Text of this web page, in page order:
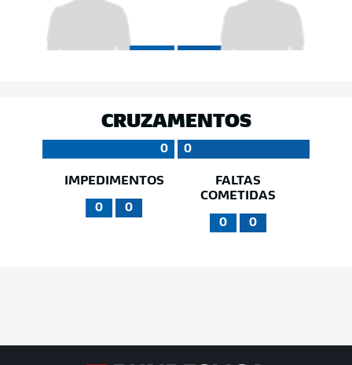
CRUZAMENTOS
0 0
IMPEDIMENTOS
0 0
FALTAS
COMETIDAS
0 0